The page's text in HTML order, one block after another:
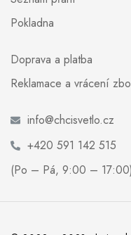
Pokladna
Doprava a platba
Reklamace a vrácení
info@chcisvetlo.cz
+420 591 142 515
(Po – Pá, 9:00 – 17:00)